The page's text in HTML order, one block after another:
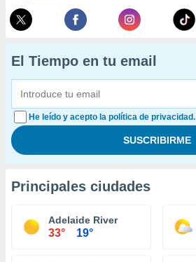
El Tiempo en tu email
He leído y acepto la política de privacidad.
Principales ciudades
Adelaide River
33° 19°